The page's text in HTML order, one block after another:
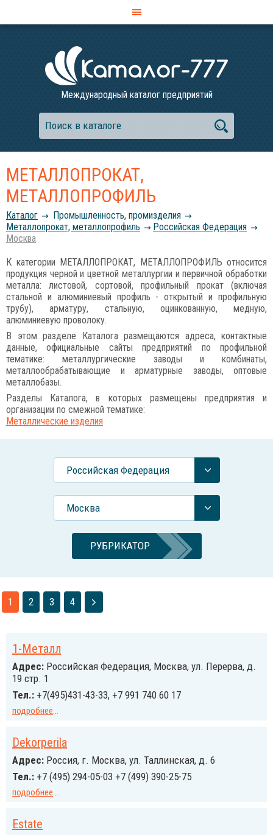
Международный каталог предприятий
МЕТАЛЛОПРОКАТ,
МЕТАЛЛОПРОФИЛЬ
Каталог
Промышленность, промизделия
Металлопрокат, металлопрофиль
Российcкая Федерация
Москва
К категории МЕТАЛЛОПРОКАТ, МЕТАЛЛОПРОФИЛЬ относится
продукция черной и цветной металлургии и первичной обработки
металла: листовой, сортовой, профильный прокат (включая
стальной и алюминиевый профиль - открытый и профильную
трубу), арматуру, стальную, оцинкованную, медную,
алюминиевую проволоку.
В этом разделе Каталога размещаются адреса, контактные
данные, официальные сайты предприятий по профильной
тематике: металлургические заводы и комбинаты,
металлообрабатывающие и арматурные заводы, оптовые
металлобазы.
Разделы Каталога, в которых размещены предприятия и
организации по смежной тематике:
Металлические изделия
Российcкая Федерация
Москва
РУБРИКАТОР
1 2 3 4
1-Металл
Адрес: Российcкая Федерация, Москва, ул. Перерва, д.
19 стр. 1
Тел.: +7(495)431-43-33, +7 991 740 60 17
подробнее...
Dekorperila
Адрес: Россия, г. Москва, ул. Таллинская, д. 6
Тел.: +7 (495) 294-05-03 +7 (499) 390-25-75
подробнее...
Estate